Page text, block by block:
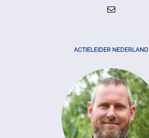
ACTIELEIDER NEDERLAND